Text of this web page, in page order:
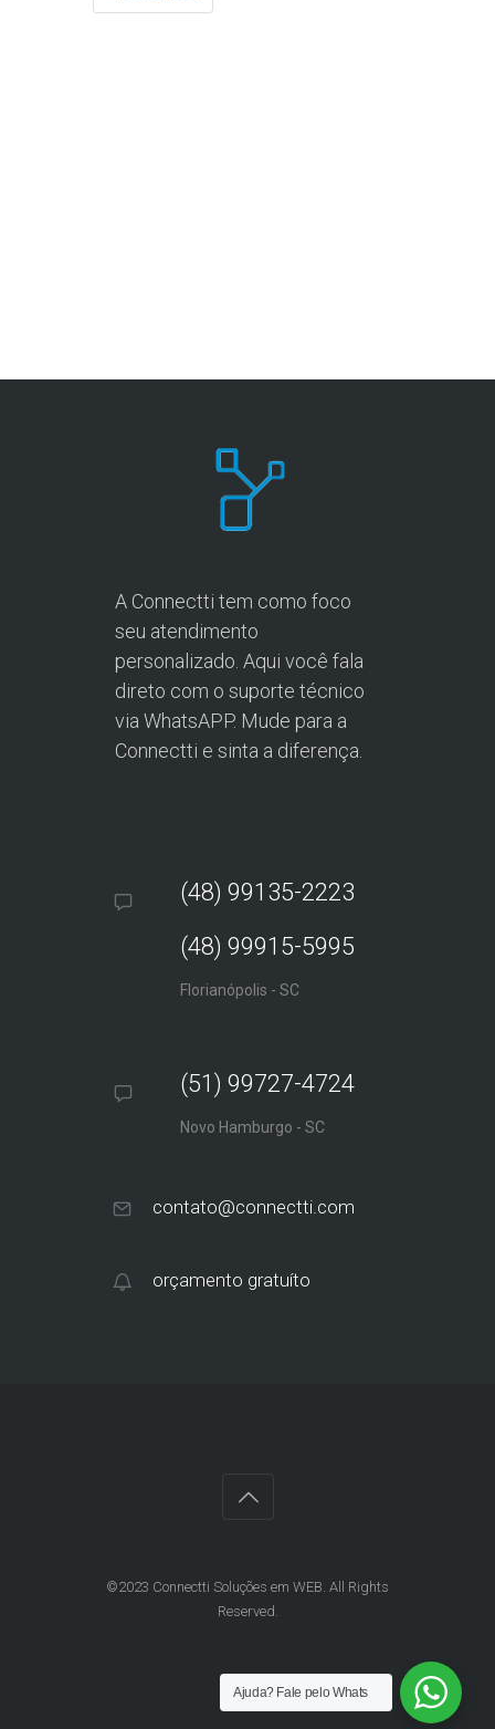
A Connectti tem como foco
seu atendimento
personalizado. Aqui você fala
direto com o suporte técnico
via WhatsAPP. Mude para a
Connectti e sinta a diferença.
(48) 99135-2223
(48) 99915-5995
Florianópolis - SC
(51) 99727-4724
Novo Hamburgo - SC
contato@connectti.com
orçamento gratuíto
©2023 Connectti Soluções em WEB. All Rights
Reserved.
Ajuda? Fale pelo Whats